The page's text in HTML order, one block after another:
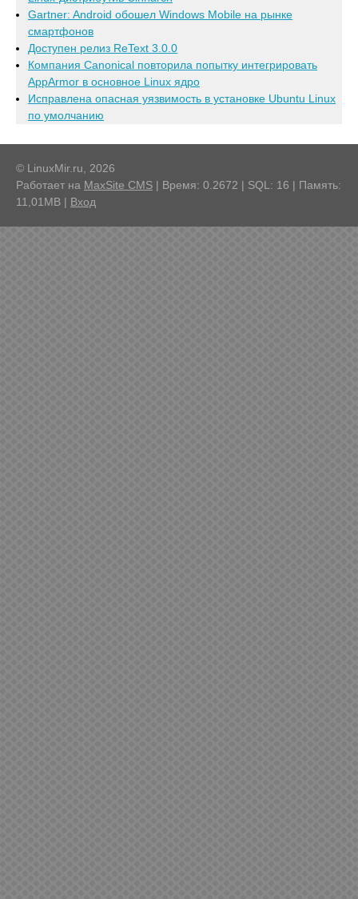
Gartner: Android обошел Windows Mobile на рынке
смартфонов
Доступен релиз ReText 3.0.0
Компания Canonical повторила попытку интегрировать
AppArmor в основное Linux ядро
Исправлена опасная уязвимость в установке Ubuntu Linux
по умолчанию
© LinuxMir.ru, 2026
Работает на MaxSite CMS | Время: 0.2672 | SQL: 16 | Память:
11,01MB | Вход